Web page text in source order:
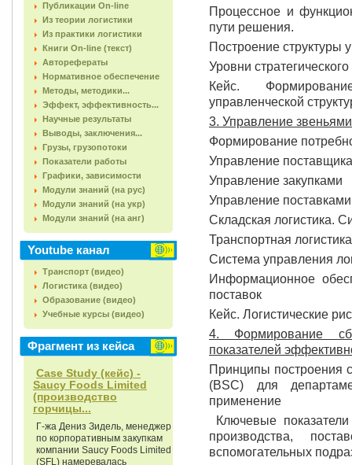
Публикации On-line
Из теории логистики
Из практики логистики
Книги On-line (текст)
Авторефераты
Нормативное обеспечение
Методы, методики...
Эффект, эффективность...
Научные результаты
Выводы, заключения...
Грузы, грузопотоки
Показатели работы
Графики, зависимости
Модули знаний (на рус)
Модули знаний (на укр)
Модули знаний (на анг)
Youtube канал
Транспорт (видео)
Логистика (видео)
Образование (видео)
Учебные курсы (видео)
Фрагмент из кейса
Case Study (кейс) -
Saucy Foods Limited
(производство
горчицы...
Г-жа Дениз Зидель, менеджер
по корпоративным закупкам
компании Saucy Foods Limited
(SFL) намеревалась
Процессное и
пути решения.
Построение структуры
Уровни
Кейс.
управленческой
3. Управление
Формирование
Управление
Управление закупками
Управление
Складская логистика.
Транспортная логистика
Система управления
Информационное
поставок
Кейс. Логистические
4. Формирование
показателей
Принципы построения
(BSC) для
применение
Ключевые
производства,
вспомогательных